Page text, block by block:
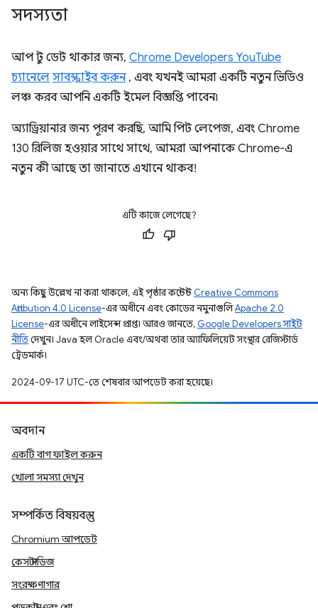
সদস্যতা
আপ টু ডেট থাকার জন্য, Chrome Developers YouTube
চ্যানেলে সাবস্ক্রাইব করুন, এবং যখনই আমরা একটি নতুন ভিডিও
লঞ্চ করব আপনি একটি ইমেল বিজ্ঞপ্তি পাবেন৷
অ্যাড্রিয়ানার জন্য পূরণ করছি, আমি পিট লেপেজ, এবং Chrome
130 রিলিজ হওয়ার সাথে সাথে, আমরা আপনাকে Chrome-এ
নতুন কী আছে তা জানাতে এখানে থাকব!
এটি কাজে লেগেছে?
অন্য কিছু উল্লেখ না করা থাকলে, এই পৃষ্ঠার কন্টেন্ট Creative Commons
Attribution 4.0 License-এর অধীনে এবং কোডের নমুনাগুলিApache 2.0
License-এর অধীনে লাইসেন্স প্রাপ্ত। আরও জানতে, Google Developers সাইট
নীতিদেখুন। Java হল Oracle এবং/অথবা তার অ্যাফিলিয়েট সংস্থার রেজিস্টার্ড
ট্রেডমার্ক।
2024-09-17 UTC-তে শেষবার আপডেট করা হয়েছে।
অবদান
একটি বাগ ফাইল করুন
খোলা সমস্যা দেখুন
সম্পর্কিত বিষয়বস্তু
Chromium আপডেট
কেস স্টাডিজ
সংরক্ষণাগার